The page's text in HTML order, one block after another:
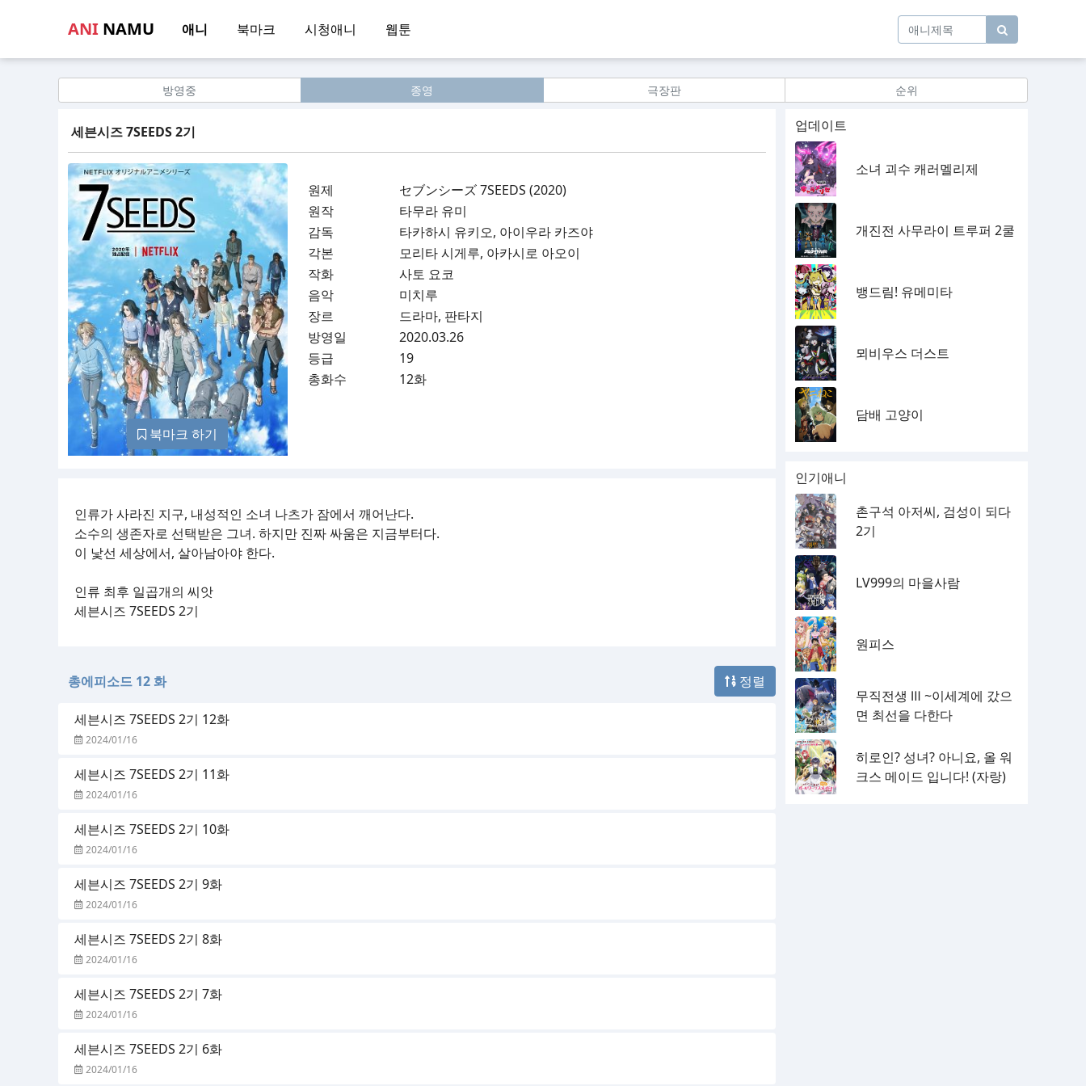
ANI NAMU 애니 북마크 시청애니 웹툰
방영중 종영 극장판 순위
세븐시즈 7SEEDS 2기
북마크 하기
원제
セブンシーズ 7SEEDS (2020)
원작
타무라 유미
감독
타카하시 유키오, 아이우라 카즈야
각본
모리타 시게루, 아카시로 아오이
작화
사토 요코
음악
미치루
장르
드라마, 판타지
방영일
2020.03.26
등급
19
총화수
12화
인류가 사라진 지구, 내성적인 소녀 나츠가 잠에서 깨어난다.
소수의 생존자로 선택받은 그녀. 하지만 진짜 싸움은 지금부터다.
이 낯선 세상에서, 살아남아야 한다.
인류 최후 일곱개의 씨앗
세븐시즈 7SEEDS 2기
총에피소드 12 화 정렬
세븐시즈 7SEEDS 2기 12화
2024/01/16
세븐시즈 7SEEDS 2기 11화
2024/01/16
세븐시즈 7SEEDS 2기 10화
2024/01/16
세븐시즈 7SEEDS 2기 9화
2024/01/16
세븐시즈 7SEEDS 2기 8화
2024/01/16
세븐시즈 7SEEDS 2기 7화
2024/01/16
세븐시즈 7SEEDS 2기 6화
2024/01/16
업데이트
소녀 괴수 캐러멜리제
개진전 사무라이 트루퍼 2쿨
뱅드림! 유메미타
뫼비우스 더스트
담배 고양이
인기애니
촌구석 아저씨, 검성이 되다
2기
LV999의 마을사람
원피스
무직전생 Ⅲ ~이세계에 갔으
면 최선을 다한다
히로인? 성녀? 아니요, 올 워
크스 메이드 입니다! (자랑)